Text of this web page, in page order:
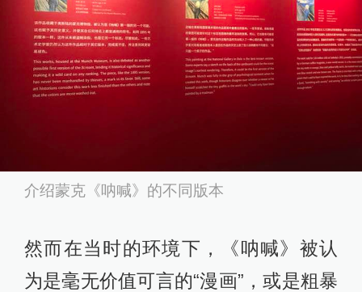
介绍蒙克《呐喊》的不同版本
然而在当时的环境下，《呐喊》被认
为是毫无价值可言的“漫画”，或是粗暴